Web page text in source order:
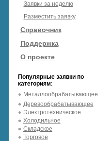
Заявки за неделю
Разместить заявку
Справочник
Поддержка
О проекте
Популярные заявки по
категориям:
Металлообрабатывающее
Деревообрабатывающее
Электротехническое
Холодильное
Складское
Торговое